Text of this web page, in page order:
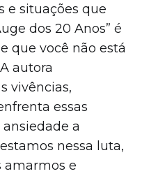
e situações que
dos 20 Anos” é
que você não está
autora
vivências,
essas
a
nessa luta,
amarmos e